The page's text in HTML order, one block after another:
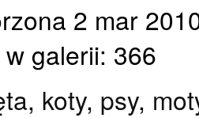
2 mar
galerii: 366
, koty, psy,